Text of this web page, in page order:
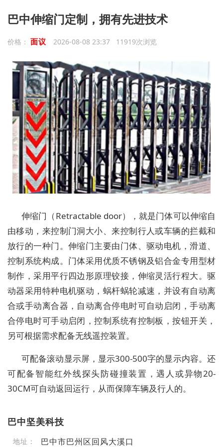
巴中伸缩门定制，拥有先进技术
价格： 面议 2026-08-08 23:37 11919次浏览
伸缩门（Retractable door），就是门体可以伸缩自
由移动，来控制门洞大小、来控制行人或车辆的拦截和
放行的一种门。伸缩门主要由门体、驱动电机，滑道、
控制系统构成。门体采用优质不锈钢及铝合金专用型材
制作，采用平行四边形原理铰接，伸缩灵活行程大。驱
动器采用特种电机驱动，蜗杆蜗轮减速，并设有自动离
合或手动离合器，自动离合停电时可自动启闭，手动离
合停电时可手动启闭，控制系统有控制板，按钮开关，
另可根据需求配备无线遥控装置。
可配备滚动显示屏，显示300-500字的显示内容。还
可配备智能红外线探头防碰撞装置，遇人或异物20-
30CM可自动返回运行，从而保障车辆及行人的。
巴中坚美科技
地址： 巴中市巴州区回风大溪口